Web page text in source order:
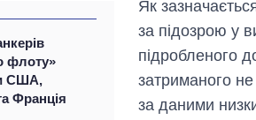
флоту»
США,
Франція
Як
за підозрою у
підробленого
затриманого
за даними